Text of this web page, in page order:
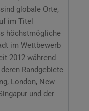
globale Orte,
im Titel
höchstmögliche
im Wettbewerb
2012 während
Randgebiete
London, New
und der